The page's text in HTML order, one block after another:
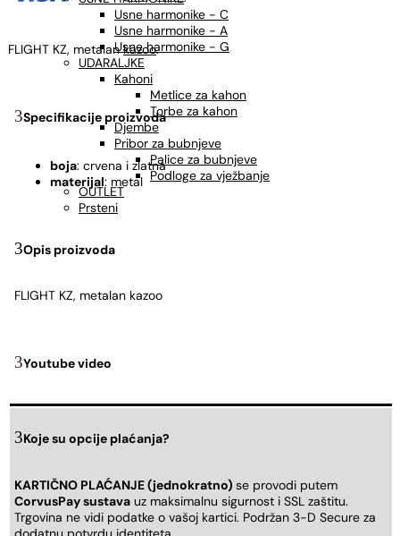
Usne harmonike - C
Usne harmonike - A
Usne harmonike - G
UDARALJKE
Kahoni
Metlice za kahon
Torbe za kahon
Djembe
Pribor za bubnjeve
Palice za bubnjeve
Podloge za vježbanje
OUTLET
Prsteni
FLIGHT KZ, metalankazoo.
Specifikacije proizvoda
boja: crvena i zlatna
materijal: metal
Opis proizvoda
FLIGHT KZ, metalan kazoo
Youtube video
Koje su opcije plaćanja?
KARTIČNO PLAĆANJE (jednokratno) se provodi putem
CorvusPay sustava uz maksimalnu sigurnost i SSL zaštitu.
Trgovina ne vidi podatke o vašoj kartici. Podržan 3-D Secure za